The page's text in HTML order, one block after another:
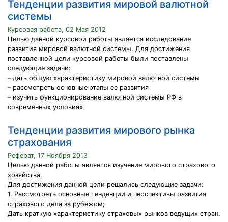
Тенденции развития мировой валютной
системы
Курсовая работа, 02 Мая 2012
Целью данной курсовой работы является исследование
развития мировой валютной системы. Для достижения
поставленной цели курсовой работы были поставлены
следующие задачи:
– дать общую характеристику мировой валютной системы
– рассмотреть основные этапы ее развития
– изучить функционирование валютной системы РФ в
современных условиях
Тенденции развития мирового рынка
страхования
Реферат, 17 Ноября 2013
Целью данной работы является изучение мирового страхового
хозяйства.
Для достижения данной цели решались следующие задачи:
1. Рассмотреть основные тенденции и перспективы развития
страхового дела за рубежом;
Дать краткую характеристику страховых рынков ведущих стран.